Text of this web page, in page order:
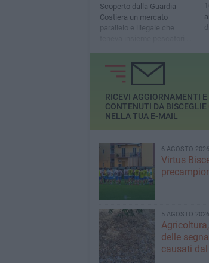
Scoperto dalla Guardia
Costiera un mercato
parallelo e illegale che
RICEVI AGGIORNAMENTI E
CONTENUTI DA BISCEGLIE
NELLA TUA E-MAIL
6 AGOSTO 2026
Virtus
5 AGOSTO 2026
delle
causati